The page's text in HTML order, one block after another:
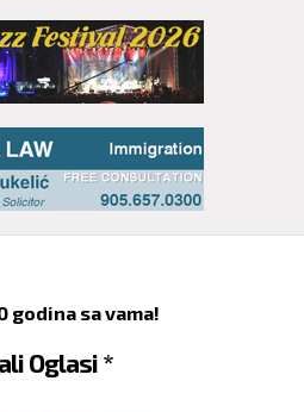
godina sa vama!
Oglasi *